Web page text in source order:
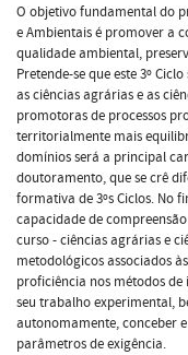
O objetivo fundamental do
e Ambientais é promover a
qualidade ambiental,
Pretende-se que este 3º
as ciências agrárias e as
promotoras de processos
territorialmente mais
domínios será a principal
doutoramento, que se crê
formativa de 3ºs Ciclos. No
capacidade de
curso - ciências agrárias e
metodológicos associados
proficiência nos métodos
seu trabalho experimental,
autonomamente, conceber
parâmetros de exigência.